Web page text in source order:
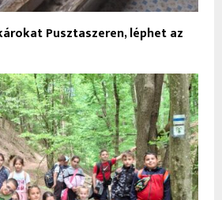
Pusztaszeren, léphet az